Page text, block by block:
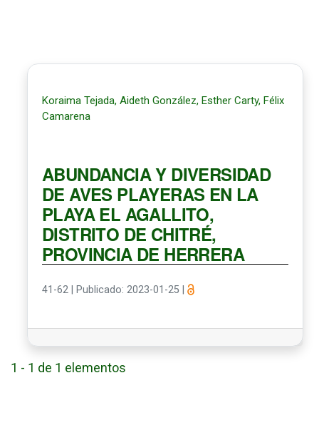
Koraima Tejada, Aideth González, Esther Carty, Félix
Camarena
ABUNDANCIA Y DIVERSIDAD
DE AVES PLAYERAS EN LA
PLAYA EL AGALLITO,
DISTRITO DE CHITRÉ,
PROVINCIA DE HERRERA
41-62 Publicado: 2023-01-25
1 - 1 de 1 elementos